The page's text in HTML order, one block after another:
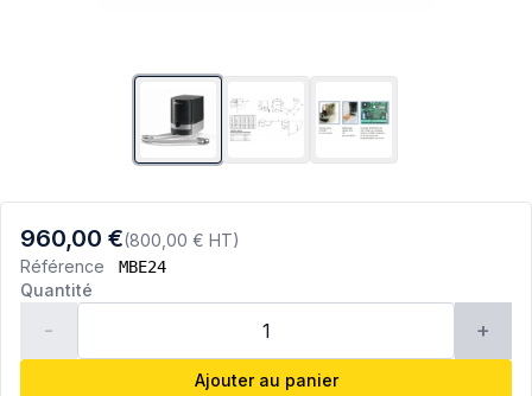
960,00 €(800,00 € HT)
Référence
MBE24
Quantité
- +
Ajouter au panier